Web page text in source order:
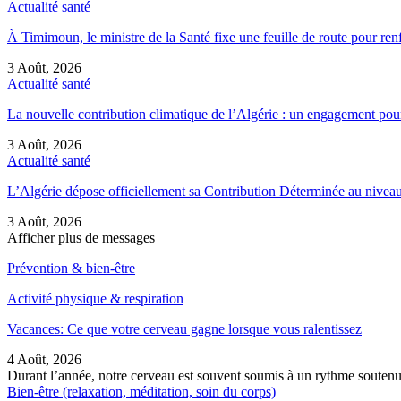
Actualité santé
À Timimoun, le ministre de la Santé fixe une feuille de route pour
3 Août, 2026
Actualité santé
La nouvelle contribution climatique de l’Algérie : un engagement
3 Août, 2026
Actualité santé
L’Algérie dépose officiellement sa Contribution Déterminée au
3 Août, 2026
Afficher plus de messages
Prévention & bien-être
Activité physique & respiration
Vacances: Ce que votre cerveau gagne lorsque vous ralentissez
4 Août, 2026
Durant l’année, notre cerveau est souvent soumis à un rythme
Bien-être (relaxation, méditation, soin du corps)